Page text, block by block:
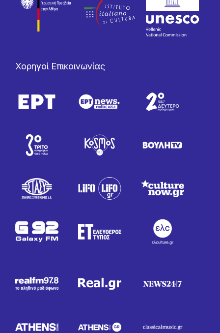
Χορηγοί Επικοινωνίας